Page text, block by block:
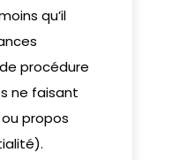
qu’il
procédure
ne faisant
propos